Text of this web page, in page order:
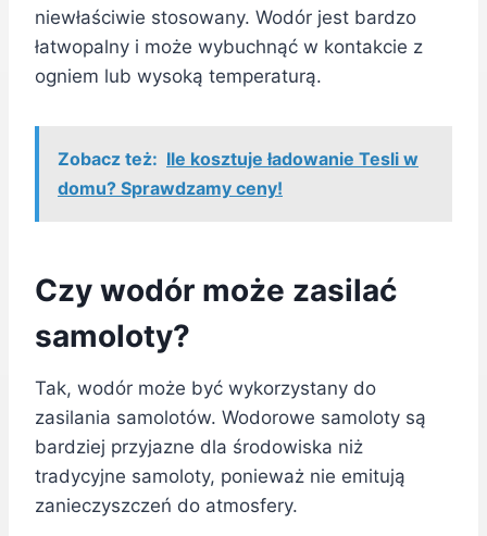
niewłaściwie stosowany. Wodór jest bardzo
łatwopalny i może wybuchnąć w kontakcie z
ogniem lub wysoką temperaturą.
Zobacz też: Ile kosztuje ładowanie Tesli w
domu? Sprawdzamy ceny!
Czy wodór może zasilać
samoloty?
Tak, wodór może być wykorzystany do
zasilania samolotów. Wodorowe samoloty są
bardziej przyjazne dla środowiska niż
tradycyjne samoloty, ponieważ nie emitują
zanieczyszczeń do atmosfery.